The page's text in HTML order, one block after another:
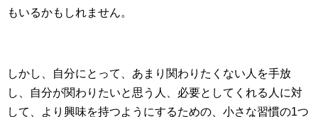
もいるかもしれません。
しかし、自分にとって、あまり関わりたくない人を手放
し、自分が関わりたいと思う人、必要としてくれる人に対
して、より興味を持つようにするための、小さな習慣の1つ